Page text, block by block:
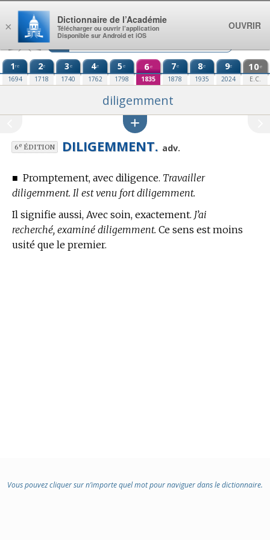
Aller au contenu
1re
1694
2e
1718
3e
1740
4e
1762
5e
1798
6e
1835
7e
1878
8e
1935
9e
2024
10e
E.C.
diligemment
6eÉDITION DILIGEMMENT. adv.
■ Promptement, avec diligence. Travailler
diligemment. Il est venu fort diligemment.
Il signifie aussi, Avec soin, exactement. J’ai
recherché, examiné diligemment. Ce sens est moins
usité que le premier.
Vous pouvez cliquer sur n’importe quel mot pour naviguer dans le dictionnaire.
×
Dictionnaire de l’Académie
Télécharger ou ouvrir l’application
Disponible sur Android et iOS
OUVRIR